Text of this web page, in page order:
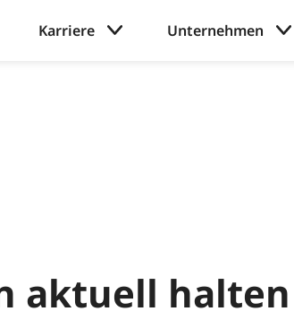
Karriere Unternehmen
aktuell halten